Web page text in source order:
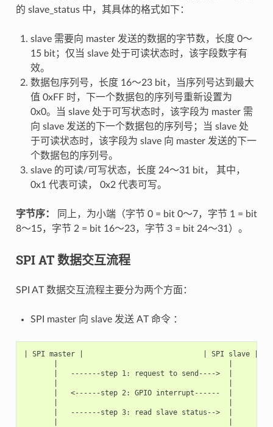
的 slave_status 中，其具体的格式如下：
slave 需要向 master 发送的数据的字节数，长度 0～
15 bit；仅当 slave 处于可读状态时，该字段数字有
效。
数据包序列号，长度 16～23 bit，当序列号达到最大
值 0xFF 时，下一个数据包的序列号重新设置为
0x0。当 slave 处于可写状态时，该字段为 master 需
向 slave 发送的下一个数据包的序列号；当 slave 处
于可读状态时，该字段为 slave 向 master 发送的下一
个数据包的序列号。
slave 的可读/可写状态，长度 24～31 bit， 其中，
0x1 代表可读， 0x2 代表可写。
字节序：
同上，为小端（字节 0 = bit 0～7，字节 1 = bit
8～15，字节 2 = bit 16～23，字节 3 = bit 24～31）。
SPI AT 数据交互流程
SPI AT 数据交互流程主要分为两个方面：
SPI master 向 slave 发送 AT 命令 ：
| SPI master |                            | SPI slave |
       |   -------step 1: request to send---->  |
       |   <------step 2: GPIO interrupt------  |
       |   -------step 3: read slave status-->  |